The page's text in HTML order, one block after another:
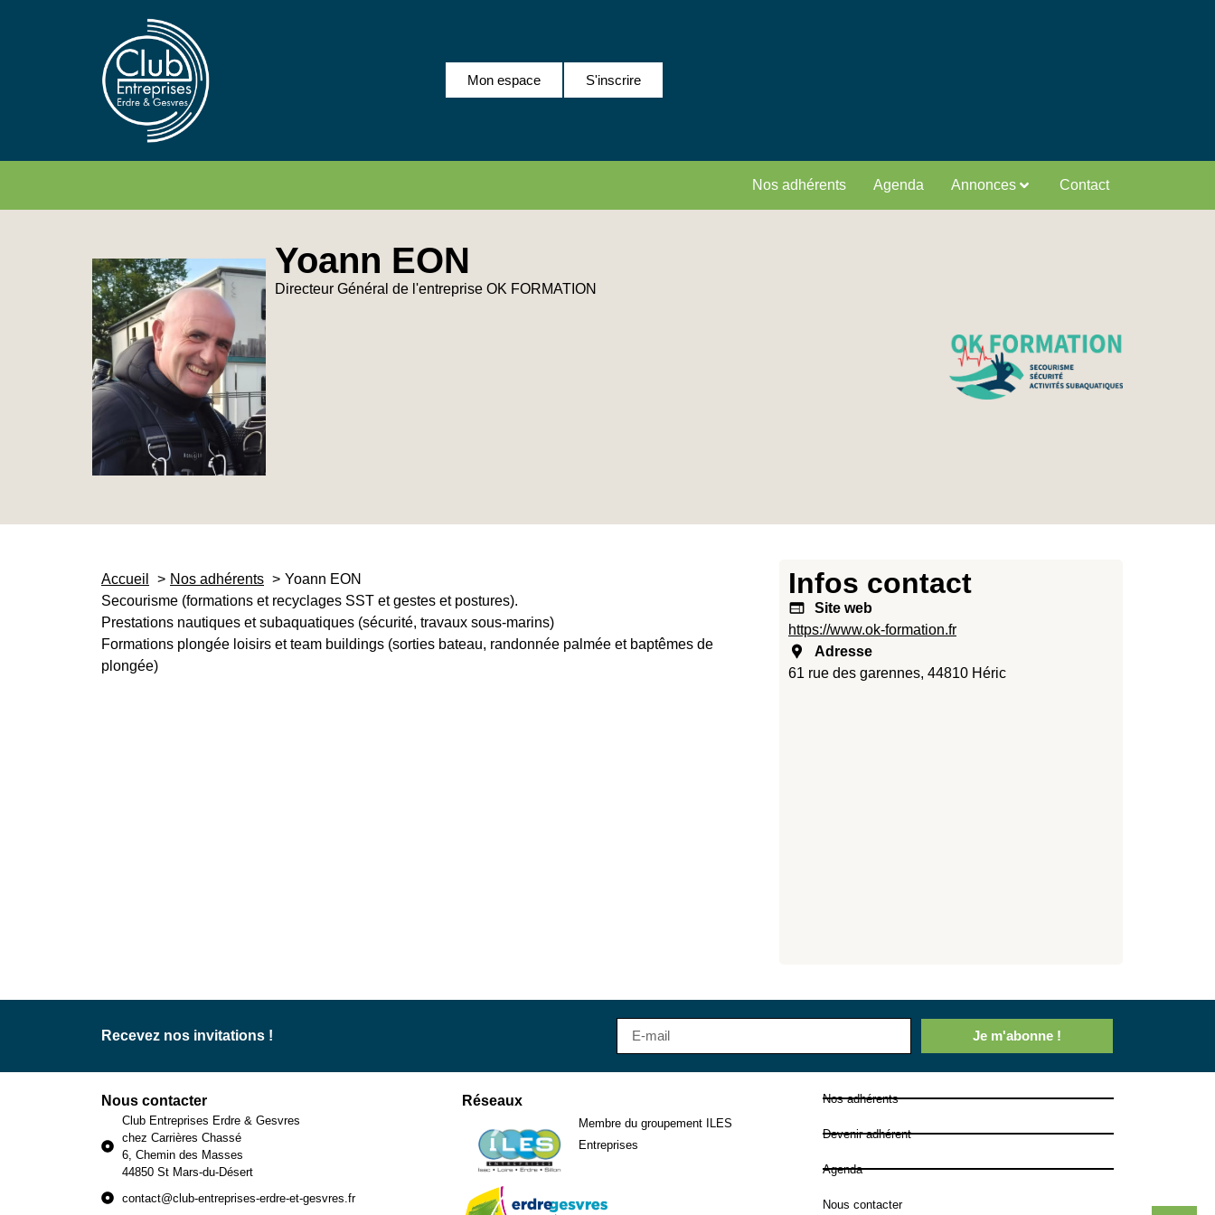
Mon espace S'inscrire
Nos adhérents Agenda Annonces Contact
Yoann EON
Directeur Général de l'entreprise OK FORMATION
Accueil Nos adhérents
Yoann EON
Secourisme (formations et recyclages SST et gestes et postures).
Prestations nautiques et subaquatiques (sécurité, travaux sous-marins)
Formations plongée loisirs et team buildings (sorties bateau, randonnée palmée et baptêmes de
plongée)
Infos contact
Site web
https://www.ok-formation.fr
Adresse
61 rue des garennes, 44810 Héric
Recevez nos invitations ! Je m'abonne !
Nous contacter
Club Entreprises Erdre & Gesvres
chez Carrières Chassé
6, Chemin des Masses
44850 St Mars-du-Désert
contact@club-entreprises-erdre-et-gesvres.fr
Réseaux
Membre du groupement ILES
Entreprises
Nos adhérents
Devenir adhérent
Agenda
Nous contacter